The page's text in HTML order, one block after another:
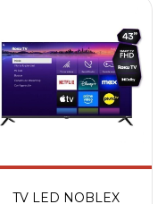
TV LED NOBLEX